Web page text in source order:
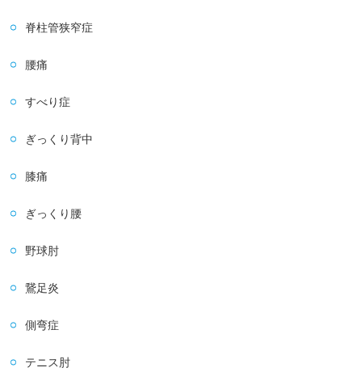
脊柱管狭窄症
腰痛
すべり症
ぎっくり背中
膝痛
ぎっくり腰
野球肘
鵞足炎
側弯症
テニス肘